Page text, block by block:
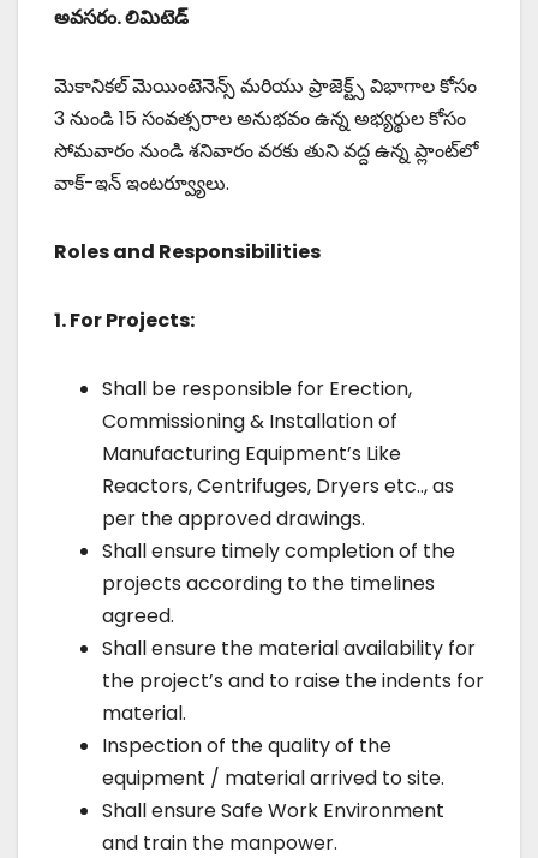
అవసరం. లిమిటెడ్
మెకానికల్ మెయింటెనెన్స్ మరియు ప్రాజెక్ట్స్ విభాగాల కోసం
3 నుండి 15 సంవత్సరాల అనుభవం ఉన్న అభ్యర్థుల కోసం
సోమవారం నుండి శనివారం వరకు తుని వద్ద ఉన్న ప్లాంట్‌లో
వాక్-ఇన్ ఇంటర్వ్యూలు.
Roles and Responsibilities
1. For Projects:
Shall be responsible for Erection,
Commissioning & Installation of
Manufacturing Equipment’s Like
Reactors, Centrifuges, Dryers etc.., as
per the approved drawings.
Shall ensure timely completion of the
projects according to the timelines
agreed.
Shall ensure the material availability for
the project’s and to raise the indents for
material.
Inspection of the quality of the
equipment / material arrived to site.
Shall ensure Safe Work Environment
and train the manpower.